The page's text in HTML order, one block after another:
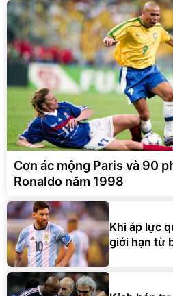
Cơn ác mộng Paris và 90
Ronaldo năm 1998
Khi áp lực
giới hạn từ